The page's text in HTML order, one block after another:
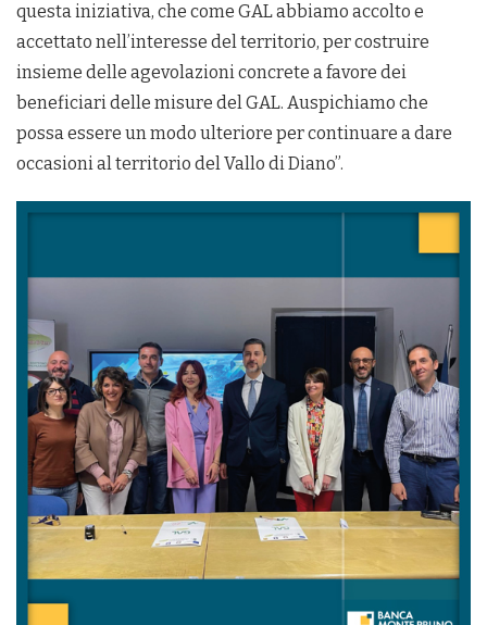
questa iniziativa, che come GAL abbiamo accolto e
accettato nell’interesse del territorio, per costruire
insieme delle agevolazioni concrete a favore dei
beneficiari delle misure del GAL. Auspichiamo che
possa essere un modo ulteriore per continuare a dare
occasioni al territorio del Vallo di Diano”.